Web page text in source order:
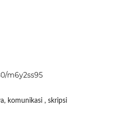
m6y2ss95
komunikasi , skripsi